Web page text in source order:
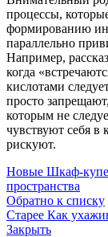
процессы,
формированию
параллельно
Например,
когда
кислотами
просто
которым не
чувствуют себя в
рискуют.
Новые Шкаф-
пространства
Обратно к списку
Старее Как
Закрыть